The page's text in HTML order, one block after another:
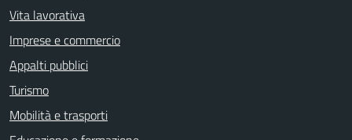
Vita lavorativa
Imprese e commercio
Appalti pubblici
Turismo
Mobilità e trasporti